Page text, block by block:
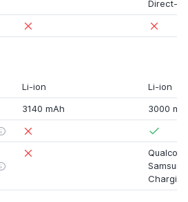
Direct-
Li-ion
Li-ion
3140 mAh
3000
Charging